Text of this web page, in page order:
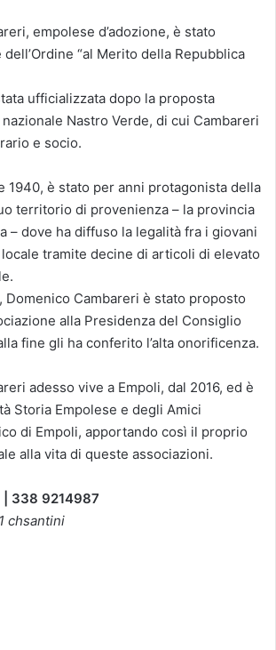
empolese d’adozione, è stato
“al Merito della Repubblica
ufficializzata dopo la proposta
nazionale Nastro Verde, di cui Cambareri
e socio.
1940, è stato per anni protagonista della
territorio di provenienza – la provincia
– dove ha diffuso la legalità fra i giovani
tramite decine di articoli di elevato
Domenico Cambareri è stato proposto
alla Presidenza del Consiglio
fine gli ha conferito l’alta onorificenza.
adesso vive a Empoli, dal 2016, ed è
Storia Empolese e degli Amici
di Empoli, apportando così il proprio
alla vita di queste associazioni.
338 9214987
chsantini